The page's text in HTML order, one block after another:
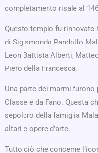
completamento risale al
Questo tempio fu
di Sigismondo Pandolfo
Leon Battista Alberti,
Piero della Francesca.
Una parte dei marmi furono
Classe e da Fano. Questa
sepolcro della famiglia
altari e opere d’arte.
Tutto ciò che concerne